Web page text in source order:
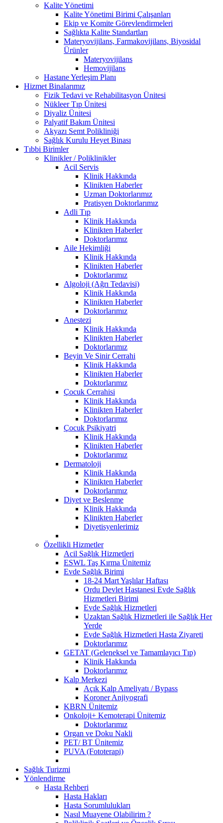
Kalite Yönetimi
Kalite Yönetimi Birimi Çalışanları
Ekip ve Komite Görevlendirmeleri
Sağlıkta Kalite Standartları
Materyovijilans, Farmakovijilans, Biyosidal
Ürünler
Materyovijilans
Hemovijilans
Hastane Yerleşim Planı
Hizmet Binalarımız
Fizik Tedavi ve Rehabilitasyon Ünitesi
Nükleer Tıp Ünitesi
Diyaliz Ünitesi
Palyatif Bakım Ünitesi
Akyazı Semt Polikliniği
Sağlık Kurulu Heyet Binası
Tıbbi Birimler
Klinikler / Poliklinikler
Acil Servis
Klinik Hakkında
Klinikten Haberler
Uzman Doktorlarımız
Pratisyen Doktorlarımız
Adli Tıp
Klinik Hakkında
Klinikten Haberler
Doktorlarımız
Aile Hekimliği
Klinik Hakkında
Klinikten Haberler
Doktorlarımız
Algoloji (Ağrı Tedavisi)
Klinik Hakkında
Klinikten Haberler
Doktorlarımız
Anestezi
Klinik Hakkında
Klinikten Haberler
Doktorlarımız
Beyin Ve Sinir Cerrahi
Klinik Hakkında
Klinikten Haberler
Doktorlarımız
Çocuk Cerrahisi
Klinik Hakkında
Klinikten Haberler
Doktorlarımız
Çocuk Psikiyatri
Klinik Hakkında
Klinikten Haberler
Doktorlarımız
Dermatoloji
Klinik Hakkında
Klinikten Haberler
Doktorlarımız
Diyet ve Beslenme
Klinik Hakkında
Klinikten Haberler
Diyetisyenlerimiz
Özellikli Hizmetler
Acil Sağlık Hizmetleri
ESWL Taş Kırma Ünitemiz
Evde Sağlık Birimi
18-24 Mart Yaşlılar Haftası
Ordu Devlet Hastanesi Evde Sağlık
Hizmetleri Birimi
Evde Sağlık Hizmetleri
Uzaktan Sağlık Hizmetleri ile Sağlık Her
Yerde
Evde Sağlık Hizmetleri Hasta Ziyareti
Doktorlarımız
GETAT (Geleneksel ve Tamamlayıcı Tıp)
Klinik Hakkında
Doktorlarımız
Kalp Merkezi
Açık Kalp Ameliyatı / Bypass
Koroner Anjiyografi
KBRN Ünitemiz
Onkoloji+ Kemoterapi Ünitemiz
Doktorlarımız
Organ ve Doku Nakli
PET/ BT Ünitemiz
PUVA (Fototerapi)
Sağlık Turizmi
Yönlendirme
Hasta Rehberi
Hasta Hakları
Hasta Sorumlulukları
Nasıl Muayene Olabilirim ?